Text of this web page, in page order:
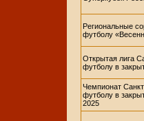
Региональные
футболу
Открытая лига
футболу в
Чемпионат
футболу в
2025